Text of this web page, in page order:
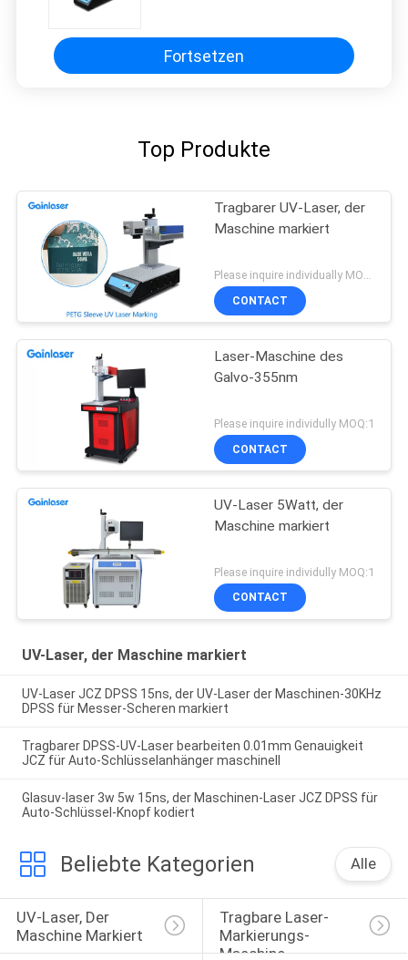
Fortsetzen
Top Produkte
Tragbarer UV-Laser, der
Maschine markiert
CONTACT
Laser-Maschine des
Galvo-355nm
Please inquire individully MOQ:1
CONTACT
UV-Laser 5Watt, der
Maschine markiert
Please inquire individully MOQ:1
CONTACT
UV-Laser, der Maschine markiert
UV-Laser JCZ DPSS 15ns, der UV-Laser der Maschinen-30KHz
DPSS für Messer-Scheren markiert
Tragbarer DPSS-UV-Laser bearbeiten 0.01mm Genauigkeit
JCZ für Auto-Schlüsselanhänger maschinell
Glasuv-laser 3w 5w 15ns, der Maschinen-Laser JCZ DPSS für
Auto-Schlüssel-Knopf kodiert
Beliebte Kategorien Alle
UV-Laser, Der
Maschine Markiert
Tragbare Laser-
Markierungs-
Maschine